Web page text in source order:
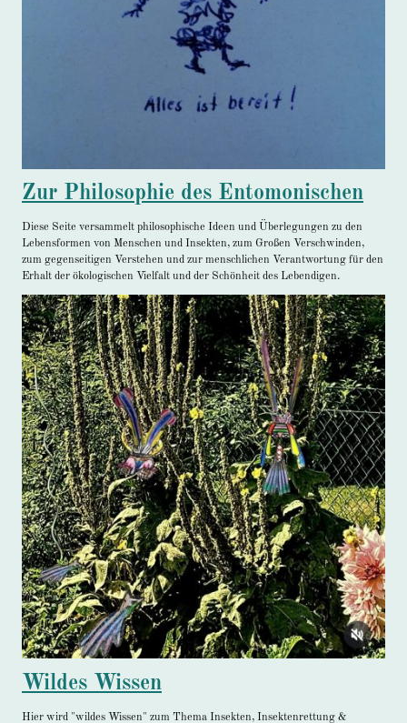
Zur Philosophie des Entomonischen
Diese Seite versammelt philosophische Ideen und Überlegungen zu den
Lebensformen von Menschen und Insekten, zum Großen Verschwinden,
zum gegenseitigen Verstehen und zur menschlichen Verantwortung für den
Erhalt der ökologischen Vielfalt und der Schönheit des Lebendigen.
Wildes Wissen
Hier wird "wildes Wissen" zum Thema Insekten, Insektenrettung &